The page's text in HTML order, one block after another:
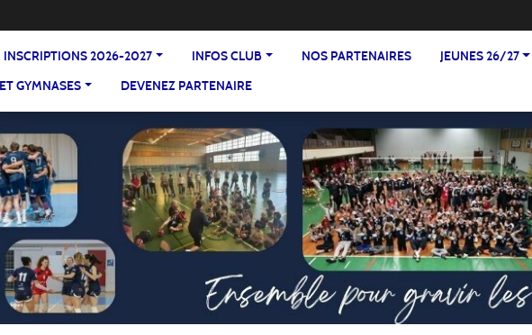
INSCRIPTIONS 2026-2027 INFOS CLUB NOS PARTENAIRES JEUNES 26/27
GYMNASES
DEVENEZ PARTENAIRE